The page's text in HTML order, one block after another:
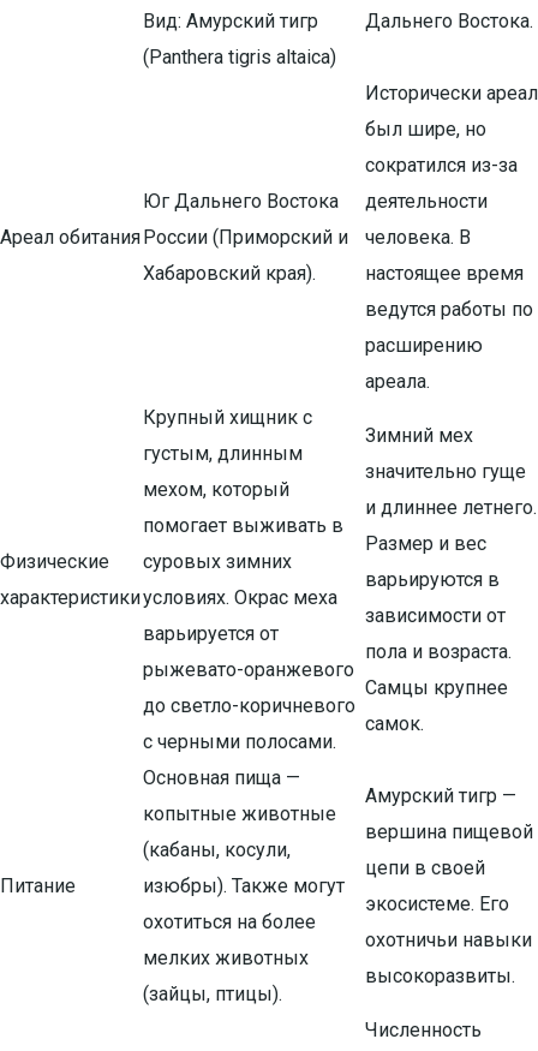
Вид: Амурский тигр
(Panthera tigris altaica)
Дальнего Востока.
Ареал обитания
Юг Дальнего Востока
России (Приморский и
Хабаровский края).
Исторически ареал
был шире, но
сократился из-за
деятельности
человека. В
настоящее время
ведутся работы по
расширению
ареала.
Физические
характеристики
Крупный хищник с
густым, длинным
мехом, который
помогает выживать в
суровых зимних
условиях. Окрас меха
варьируется от
рыжевато-оранжевого
до светло-коричневого
с черными полосами.
Зимний мех
значительно гуще
и длиннее летнего.
Размер и вес
варьируются в
зависимости от
пола и возраста.
Самцы крупнее
самок.
Питание
Основная пища —
копытные животные
(кабаны, косули,
изюбры). Также могут
охотиться на более
мелких животных
(зайцы, птицы).
Амурский тигр —
вершина пищевой
цепи в своей
экосистеме. Его
охотничьи навыки
высокоразвиты.
Численность